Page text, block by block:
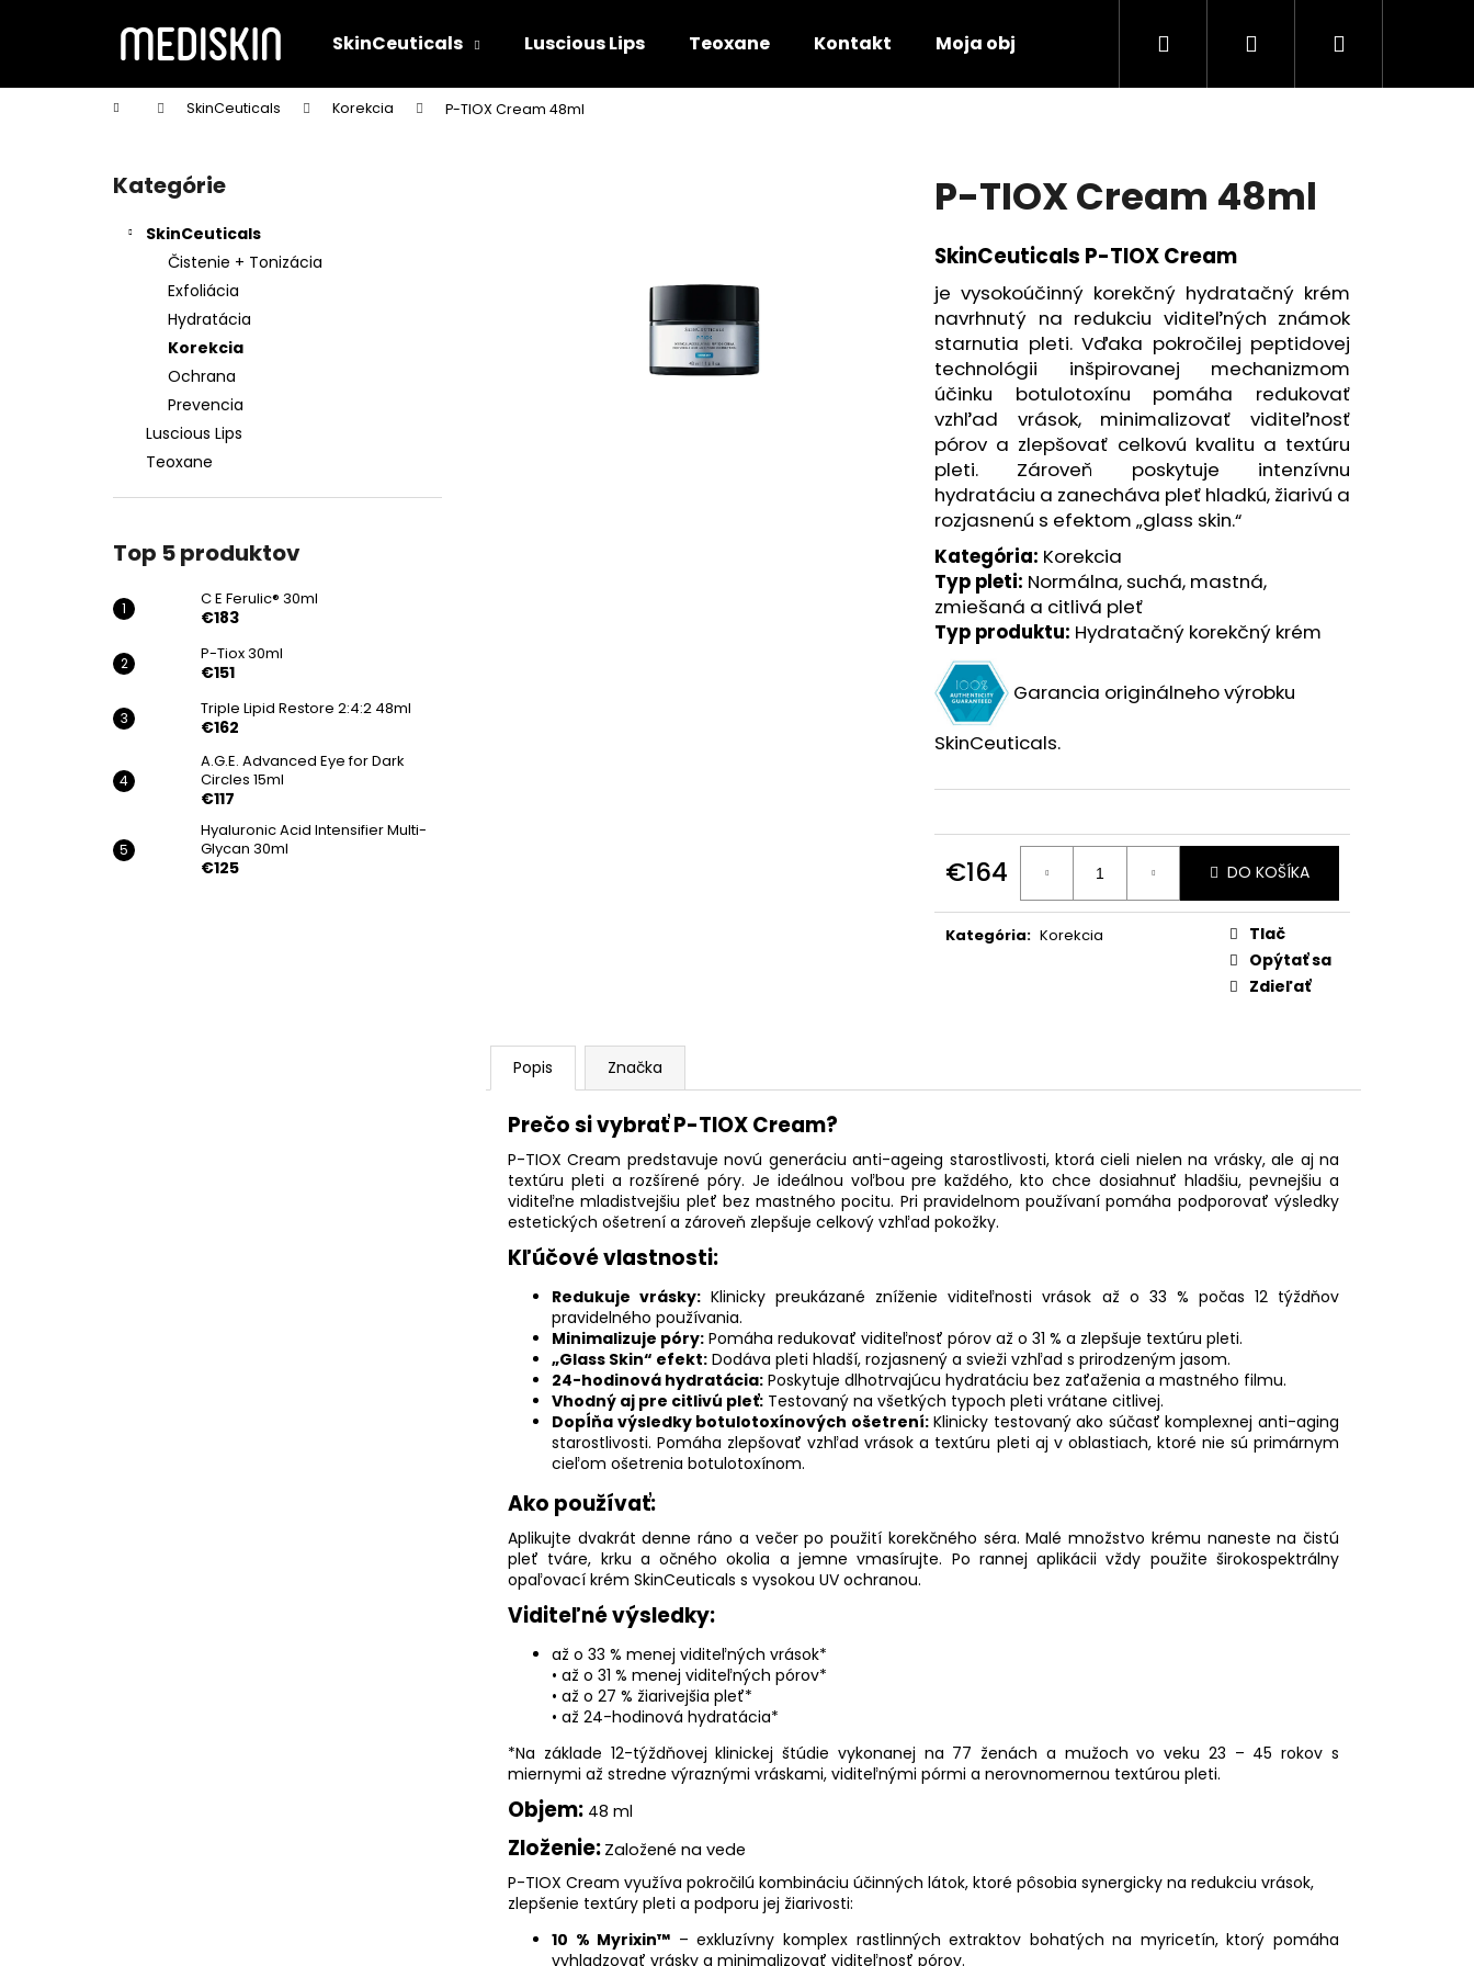
SkinCeuticals Luscious Lips Teoxane Kontakt Moja objednávka Hľadať PrihlásenieNákupný
Domov SkinCeuticals Korekcia P-TIOX Cream 48ml
Preskočiť
kategórie
Kategórie
SkinCeuticals
Čistenie + Tonizácia
Exfoliácia
Hydratácia
Korekcia
Ochrana
Prevencia
Luscious Lips
Teoxane
Top 5 produktov
C E Ferulic® 30ml
€183
P-Tiox 30ml
€151
Triple Lipid Restore 2:4:2 48ml
€162
A.G.E. Advanced Eye for Dark
Circles 15ml
€117
Hyaluronic Acid Intensifier Multi-
Glycan 30ml
€125
P-TIOX Cream 48ml
SkinCeuticals P-TIOX Cream
je vysokoúčinný korekčný hydratačný krém
navrhnutý na redukciu viditeľných známok
starnutia pleti. Vďaka pokročilej peptidovej
technológii inšpirovanej mechanizmom
účinku botulotoxínu pomáha redukovať
vzhľad vrások, minimalizovať viditeľnosť
pórov a zlepšovať celkovú kvalitu a textúru
pleti. Zároveň poskytuje intenzívnu
hydratáciu a zanecháva pleť hladkú, žiarivú a
rozjasnenú s efektom „glass skin.“
Kategória: Korekcia
Typ pleti: Normálna, suchá, mastná,
zmiešaná a citlivá pleť
Typ produktu: Hydratačný korekčný krém
Garancia originálneho výrobku
SkinCeuticals.
€164
Jednotková
cena:
DO KOŠÍKA
Kategória: Korekcia
Tlač
Opýtať sa
Zdieľať
Popis Značka
Prečo si vybrať P-TIOX Cream?
P-TIOX Cream predstavuje novú generáciu anti-ageing starostlivosti, ktorá cieli nielen na vrásky, ale aj na
textúru pleti a rozšírené póry. Je ideálnou voľbou pre každého, kto chce dosiahnuť hladšiu, pevnejšiu a
viditeľne mladistvejšiu pleť bez mastného pocitu. Pri pravidelnom používaní pomáha podporovať výsledky
estetických ošetrení a zároveň zlepšuje celkový vzhľad pokožky.
Kľúčové vlastnosti:
Redukuje vrásky: Klinicky preukázané zníženie viditeľnosti vrások až o 33 % počas 12 týždňov
pravidelného používania.
Minimalizuje póry: Pomáha redukovať viditeľnosť pórov až o 31 % a zlepšuje textúru pleti.
„Glass Skin“ efekt: Dodáva pleti hladší, rozjasnený a svieži vzhľad s prirodzeným jasom.
24-hodinová hydratácia: Poskytuje dlhotrvajúcu hydratáciu bez zaťaženia a mastného filmu.
Vhodný aj pre citlivú pleť: Testovaný na všetkých typoch pleti vrátane citlivej.
Dopĺňa výsledky botulotoxínových ošetrení:Klinicky testovaný ako súčasť komplexnej anti-aging
starostlivosti. Pomáha zlepšovať vzhľad vrások a textúru pleti aj v oblastiach, ktoré nie sú primárnym
cieľom ošetrenia botulotoxínom.
Ako používať:
Aplikujte dvakrát denne ráno a večer po použití korekčného séra. Malé množstvo krému naneste na čistú
pleť tváre, krku a očného okolia a jemne vmasírujte. Po rannej aplikácii vždy použite širokospektrálny
opaľovací krém SkinCeuticals s vysokou UV ochranou.
Viditeľné výsledky:
až o 33 % menej viditeľných vrások*
• až o 31 % menej viditeľných pórov*
• až o 27 % žiarivejšia pleť*
• až 24-hodinová hydratácia*
*Na základe 12-týždňovej klinickej štúdie vykonanej na 77 ženách a mužoch vo veku 23 – 45 rokov s
miernymi až stredne výraznými vráskami, viditeľnými pórmi a nerovnomernou textúrou pleti.
Objem: 48 ml
Zloženie: Založené na vede
P-TIOX Cream využíva pokročilú kombináciu účinných látok, ktoré pôsobia synergicky na redukciu vrások,
zlepšenie textúry pleti a podporu jej žiarivosti:
10 % Myrixin™ – exkluzívny komplex rastlinných extraktov bohatých na myricetín, ktorý pomáha
vyhladzovať vrásky a minimalizovať viditeľnosť pórov.
í
do
do
Čo potrebujete nájsť?
Odporúčame
C E FERULIC® 30ML
€183
TRIPLE LIPID RESTORE 2:4:2 48ML